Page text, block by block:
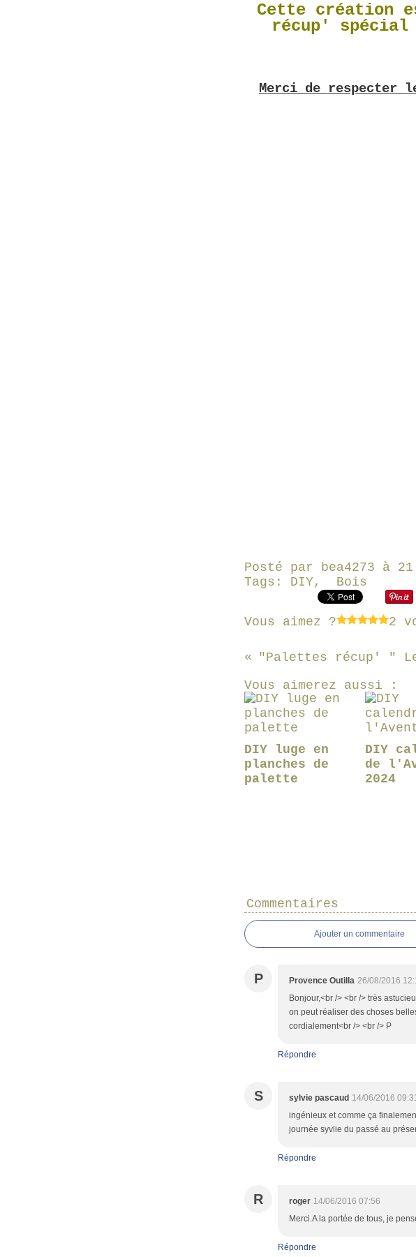
Cette création
récup'
Merci de respecter
Posté par bea4273 à
Tags: DIY, Bois
Vous aimez ? 2
Vous aimerez aussi :
DIY luge en
planches de
palette
DIY
de
2024
Commentaires
Ajouter un commentaire
P Provence Outilla 26/08/2016
Bonjour,<br /> <br /> très
on peut réaliser des choses
cordialement<br /> <br /> P
Répondre
S sylvie pascaud 14/06/2016
ingénieux et comme ça
journée syvlie du passé au
Répondre
R roger 14/06/2016 07:56
Merci.A la portée de tous, je
Répondre